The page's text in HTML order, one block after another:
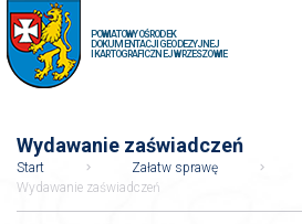
POWIATOWY OŚRODEK
DOKUMENTACJI GEODEZYJNEJ
I KARTOGRAFICZNEJ W RZESZOWIE
Wydawanie zaświadczeń
Start Załatw sprawę
Wydawanie zaświadczeń